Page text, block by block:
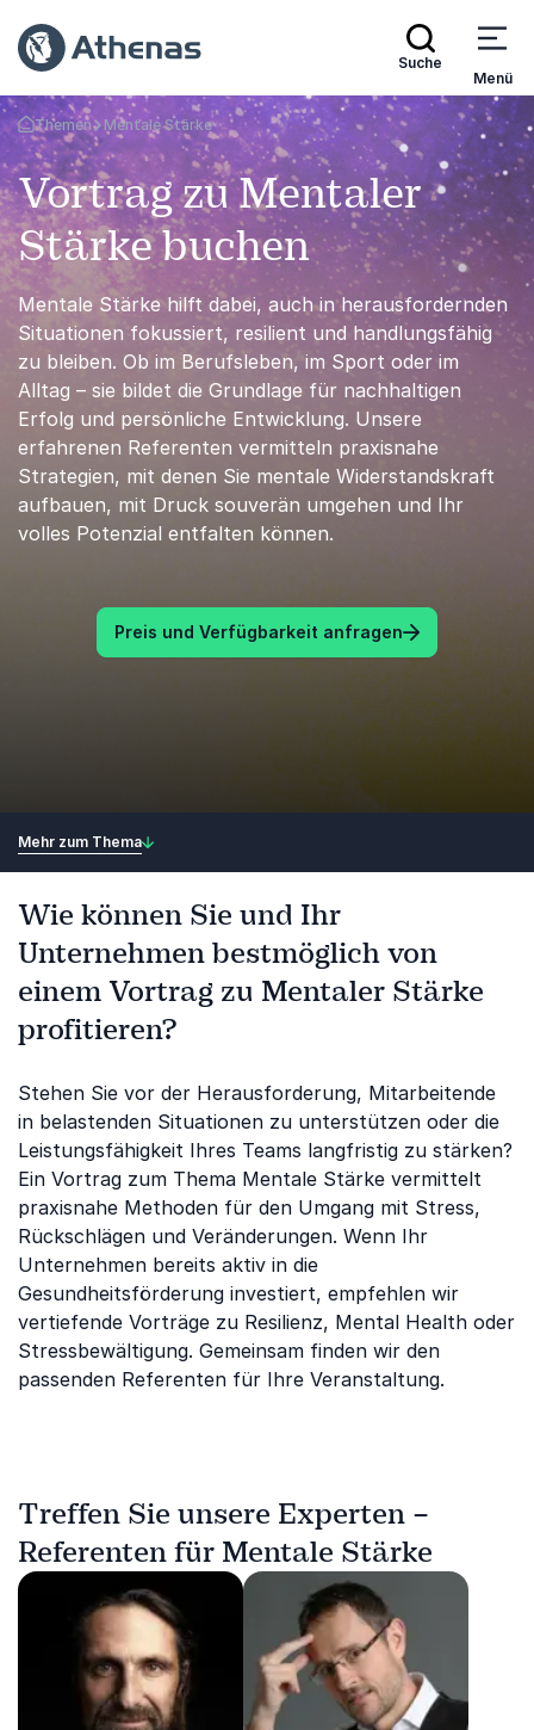
Suche
Menü
Zurück zur Startseite
Themen Mentale Stärke
Vortrag zu Mentaler
Stärke buchen
Mentale Stärke hilft dabei, auch in herausfordernden
Situationen fokussiert, resilient und handlungsfähig
zu bleiben. Ob im Berufsleben, im Sport oder im
Alltag – sie bildet die Grundlage für nachhaltigen
Erfolg und persönliche Entwicklung. Unsere
erfahrenen Referenten vermitteln praxisnahe
Strategien, mit denen Sie mentale Widerstandskraft
aufbauen, mit Druck souverän umgehen und Ihr
volles Potenzial entfalten können.
Preis und Verfügbarkeit anfragen
Mehr zum Thema
Wie können Sie und Ihr
Unternehmen bestmöglich von
einem Vortrag zu Mentaler Stärke
profitieren?
Stehen Sie vor der Herausforderung, Mitarbeitende
in belastenden Situationen zu unterstützen oder die
Leistungsfähigkeit Ihres Teams langfristig zu stärken?
Ein Vortrag zum Thema Mentale Stärke vermittelt
praxisnahe Methoden für den Umgang mit Stress,
Rückschlägen und Veränderungen. Wenn Ihr
Unternehmen bereits aktiv in die
Gesundheitsförderung investiert, empfehlen wir
vertiefende Vorträge zu Resilienz, Mental Health oder
Stressbewältigung. Gemeinsam finden wir den
passenden Referenten für Ihre Veranstaltung.
Treffen Sie unsere Experten –
Referenten für Mentale Stärke